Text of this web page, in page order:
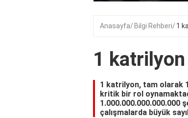
Anasayfa Bilgi Rehberi 1
1 katrilyon
1 katrilyon, tam olarak
kritik bir rol
1.000.000.000.000.000
çalışmalarda büyük